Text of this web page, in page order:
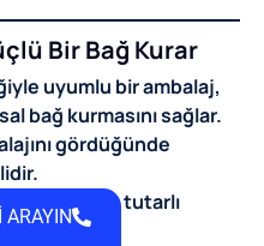
Bir Bağ Kurar
uyumlu bir ambalaj,
bağ kurmasını sağlar.
gördüğünde
öğelerinin tutarlı
ARAYIN